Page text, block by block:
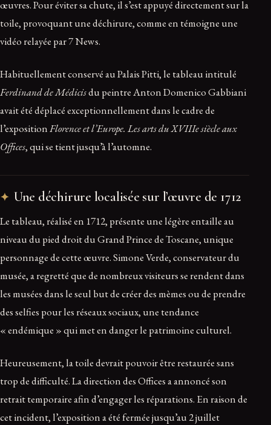
œuvres. Pour éviter sa chute, il s’est appuyé directement sur la
toile, provoquant une déchirure, comme en témoigne une
vidéo relayée par 7 News.
Habituellement conservé au Palais Pitti, le tableau intitulé
Ferdinand de Médicisdu peintre Anton Domenico Gabbiani
avait été déplacé exceptionnellement dans le cadre de
l’expositionFlorence et l’Europe. Les arts du XVIIIe siècle aux
Offices, qui se tient jusqu’à l’automne.
Une déchirure localisée sur l’œuvre de 1712
Le tableau, réalisé en 1712, présente une légère entaille au
niveau du pied droit du Grand Prince de Toscane, unique
personnage de cette œuvre. Simone Verde, conservateur du
musée, a regretté que de nombreux visiteurs se rendent dans
les musées dans le seul but de créer des mèmes ou de prendre
des selfies pour les réseaux sociaux, une tendance
« endémique » qui met en danger le patrimoine culturel.
Heureusement, la toile devrait pouvoir être restaurée sans
trop de difficulté. La direction des Offices a annoncé son
retrait temporaire afin d’engager les réparations. En raison de
cet incident, l’exposition a été fermée jusqu’au 2 juillet